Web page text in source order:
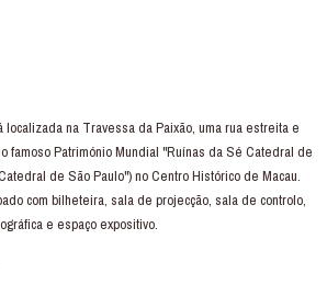
localizada na Travessa da Paixão, uma rua estreita e
famoso Património Mundial "Ruínas da Sé Catedral de
de São Paulo") no Centro Histórico de Macau.
com bilheteira, sala de projecção, sala de controlo,
e espaço expositivo.